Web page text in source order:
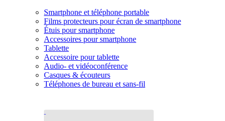
Smartphone et téléphone portable
Films protecteurs pour écran de smartphone
Étuis pour smartphone
Accessoires pour smartphone
Tablette
Accessoire pour tablette
Audio- et vidéoconférence
Casques & écouteurs
Téléphones de bureau et sans-fil